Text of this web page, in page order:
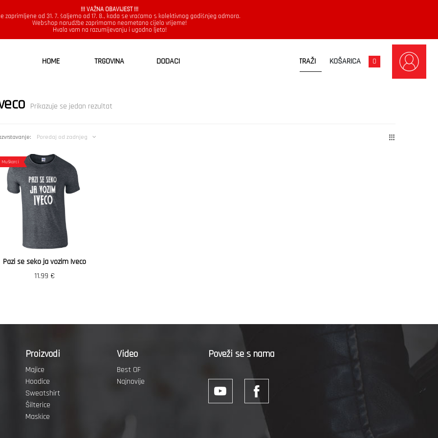
!!! VAŽNA OBAVIJEST !!!
zaprimljene od 31. 7. šaljemo od 17. 8., kada se vraćamo s kolektivnog godišnjeg odmora.
Webshop narudžbe zaprimamo neometano cijelo vrijeme!
Hvala vam na razumijevanju i ugodno ljeto!
HOME TRGOVINA DODACI KOŠARICA 0
Prikazuje se jedan rezultat
Poredaj od zadnjeg
Muškarci
Pazi se seko ja vozim Iveco
11.99 €
Proizvodi
Majice
Hoodice
Sweatshirt
Šilterice
Maskice
Video
Best OF
Najnovije
Poveži se s nama